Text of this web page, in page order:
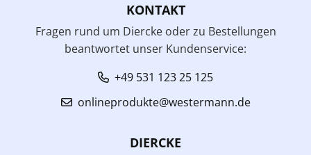
KONTAKT
Fragen rund um Diercke oder zu Bestellungen
beantwortet unser Kundenservice:
+49 531 123 25 125
onlineprodukte@westermann.de
DIERCKE